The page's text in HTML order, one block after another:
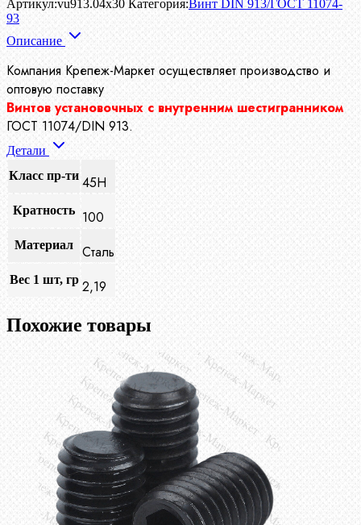
Артикул:vu913.04x30 Категория:Винт DIN 913/ГОСТ 11074-
93
Описание
Компания Крепеж-Маркет осуществляет производство и
оптовую поставку
Винтов установочных с внутренним шестигранником
ГОСТ 11074/DIN 913.
Детали
Класс пр-ти 45H
Кратность 100
Материал Сталь
Вес 1 шт, гр 2,19
Похожие товары